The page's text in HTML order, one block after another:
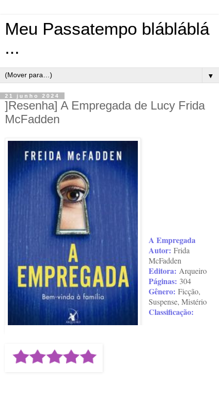
Meu Passatempo blábláblá
...
▼
21 junho 2024
]Resenha] A Empregada de Lucy Frida
McFadden
A Empregada
Autor: Frida
McFadden
Editora: Arqueiro
Páginas: 304
Gênero: Ficção,
Suspense, Mistério
Classificação: